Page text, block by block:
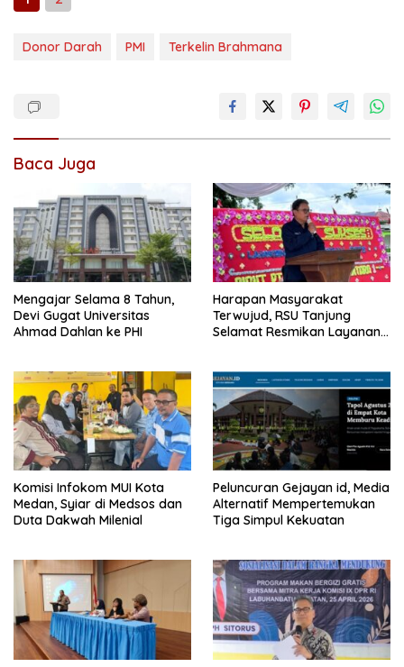
Donor Darah PMI Terkelin Brahmana
Baca Juga
Mengajar Selama 8 Tahun,
Devi Gugat Universitas
Ahmad Dahlan ke PHI
Harapan Masyarakat
Terwujud, RSU Tanjung
Selamat Resmikan Layanan
Komisi Infokom MUI Kota
Medan, Syiar di Medsos dan
Duta Dakwah Milenial
Peluncuran Gejayan id, Media
Alternatif Mempertemukan
Tiga Simpul Kekuatan